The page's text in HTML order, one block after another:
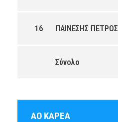
16 ΠΑΙΝΕΣΗΣ ΠΕΤΡΟΣ
Σύνολο
ΑΟ ΚΑΡΕΑ